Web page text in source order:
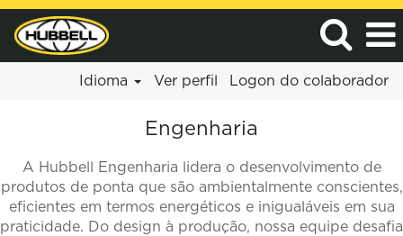
Idioma Ver perfil Logon do colaborador
Engenharia
A Hubbell Engenharia lidera o desenvolvimento de
produtos de ponta que são ambientalmente conscientes,
eficientes em termos energéticos e inigualáveis em sua
praticidade. Do design à produção, nossa equipe desafia